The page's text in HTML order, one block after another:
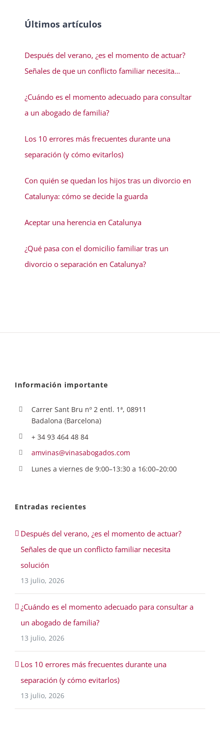
Últimos artículos
Después del verano, ¿es el momento de actuar?
Señales de que un conflicto familiar necesita
¿Cuándo es el momento adecuado para consultar
a un abogado de familia?
Los 10 errores más frecuentes durante una
separación (y cómo evitarlos)
Con quién se quedan los hijos tras un divorcio en
Catalunya: cómo se decide la guarda
Aceptar una herencia en Catalunya
¿Qué pasa con el domicilio familiar tras un
divorcio o separación en Catalunya?
Información importante
Carrer Sant Bru nº 2 entl. 1ª, 08911
Badalona (Barcelona)
+ 34 93 464 48 84
amvinas@vinasabogados.com
Lunes a viernes de 9:00–13:30 a 16:00–20:00
Entradas recientes
Después del verano, ¿es el momento de actuar?
Señales de que un conflicto familiar necesita
solución
13 julio, 2026
¿Cuándo es el momento adecuado para consultar a
un abogado de familia?
13 julio, 2026
Los 10 errores más frecuentes durante una
separación (y cómo evitarlos)
13 julio, 2026